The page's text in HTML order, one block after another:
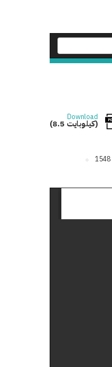
Download
(8.5 كيلوبايت)
1548